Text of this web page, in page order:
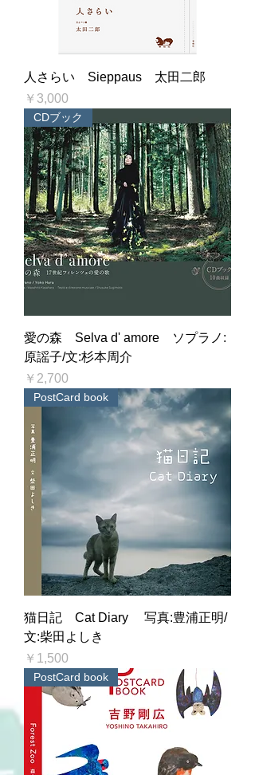
人さらい Sieppaus 太田二郎
価格
￥3,000
CDブック
愛の森 Selva d' amore ソプラノ:
原謡子/文:杉本周介
価格
￥2,700
PostCard book
猫日記 Cat Diary 写真:豊浦正明/
文:柴田よしき
価格
￥1,500
PostCard book